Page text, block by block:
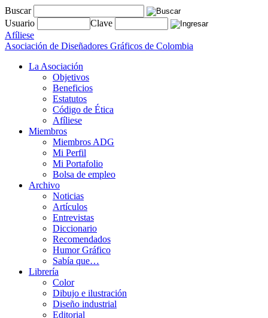
Buscar
Usuario
Clave
Afíliese
Asociación de Diseñadores Gráficos de Colombia
La Asociación
Objetivos
Beneficios
Estatutos
Código de Ética
Afíliese
Miembros
Miembros ADG
Mi Perfil
Mi Portafolio
Bolsa de empleo
Archivo
Noticias
Artículos
Entrevistas
Diccionario
Recomendados
Humor Gráfico
Sabía que…
Librería
Color
Dibujo e ilustración
Diseño industrial
Editorial